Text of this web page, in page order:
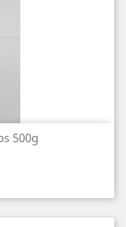
500g